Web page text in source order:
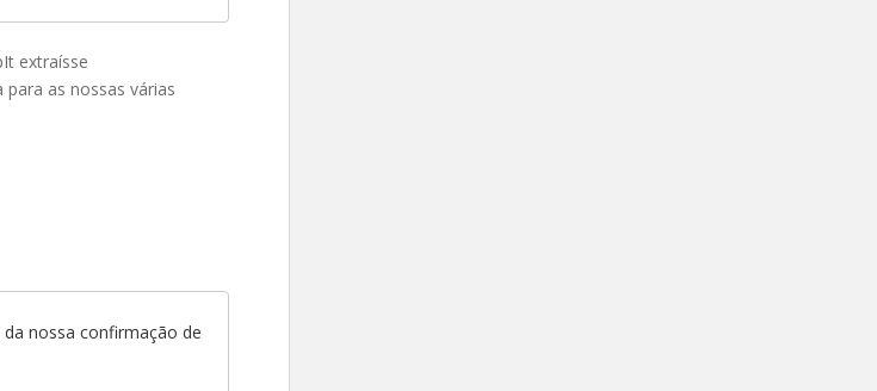
extraísse
as nossas várias
nossa confirmação de